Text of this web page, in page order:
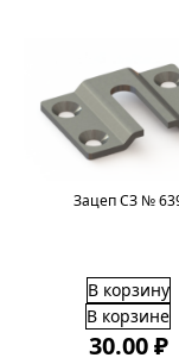
Зацеп СЗ №
В корзину
В корзине
30.00 ₽